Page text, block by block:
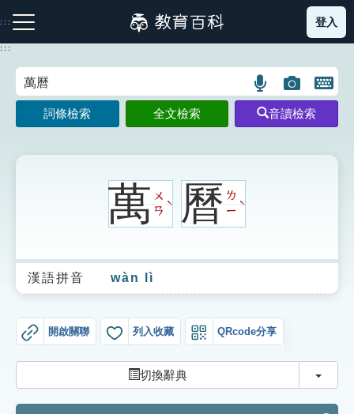
到
主
:::
注音索引圖示 筆畫索引圖示 部首索引表圖示
生字詞彙表
成語故事
索引選單
登入
:::
語
言
搜
圖
片
搜
開
鍵
圖
詞條檢索 全文檢索 音讀檢索
萬ㄨ
ㄢ
ˋ 曆ㄌ
ㄧ
ˋ
漢語拼音 wàn lì
開啟關聯 列入收藏 QRcode分享
切換辭典 切換